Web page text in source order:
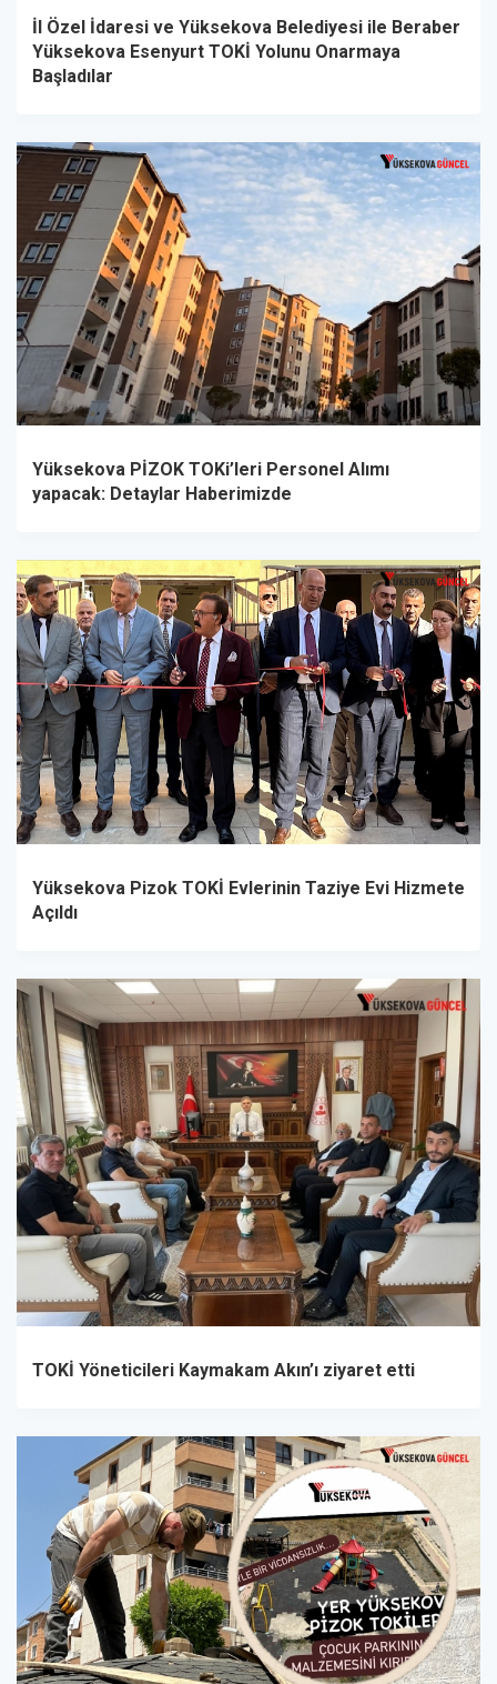
İl Özel İdaresi ve Yüksekova Belediyesi ile Beraber
Yüksekova Esenyurt TOKİ Yolunu Onarmaya
Başladılar
Yüksekova PİZOK TOKi’leri Personel Alımı
yapacak: Detaylar Haberimizde
Yüksekova Pizok TOKİ Evlerinin Taziye Evi Hizmete
Açıldı
TOKİ Yöneticileri Kaymakam Akın’ı ziyaret etti